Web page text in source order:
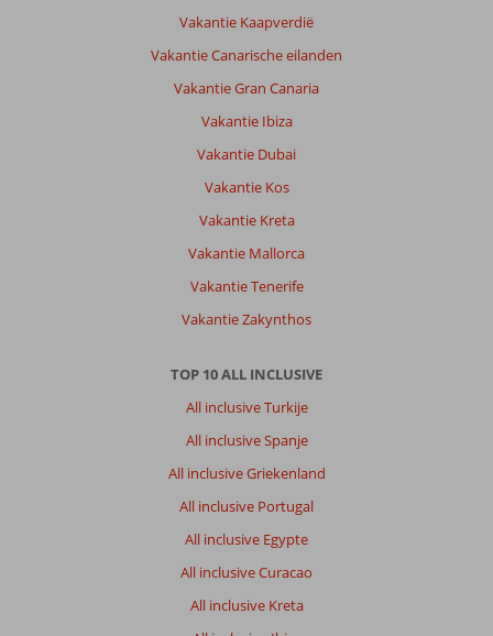
Vakantie Kaapverdië
Vakantie Canarische eilanden
Vakantie Gran Canaria
Vakantie Ibiza
Vakantie Dubai
Vakantie Kos
Vakantie Kreta
Vakantie Mallorca
Vakantie Tenerife
Vakantie Zakynthos
TOP 10 ALL INCLUSIVE
All inclusive Turkije
All inclusive Spanje
All inclusive Griekenland
All inclusive Portugal
All inclusive Egypte
All inclusive Curacao
All inclusive Kreta